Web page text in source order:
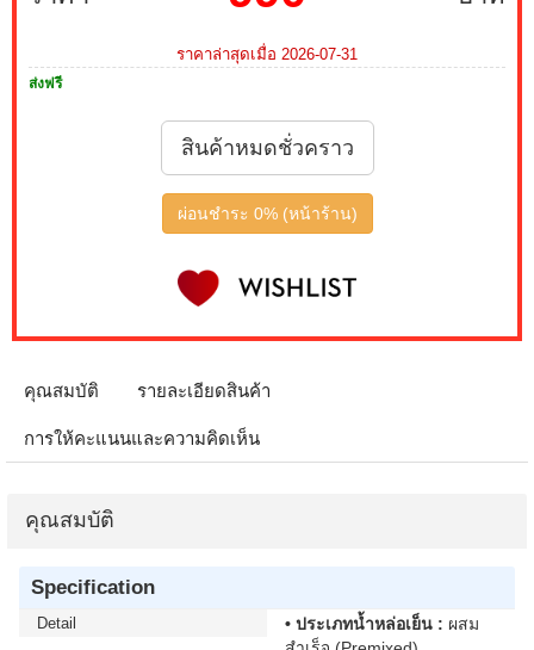
ราคาล่าสุดเมื่อ 2026-07-31
ส่งฟรี
สินค้าหมดชั่วคราว
ผ่อนชำระ 0% (หน้าร้าน)
คุณสมบัติ รายละเอียดสินค้า
การให้คะแนนและความคิดเห็น
คุณสมบัติ
Specification
Detail • ประเภทน้ำหล่อเย็น : ผสม